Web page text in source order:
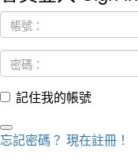
記住我的帳號
忘記密碼？ 現在註冊！